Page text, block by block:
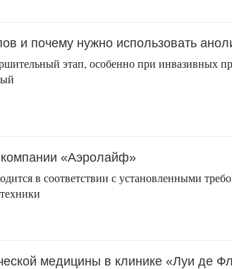
и почему нужно использовать
этап, особенно при инвазивных
«Аэролайф»
в соответствии с установленными
медицины в клинике «Луи де